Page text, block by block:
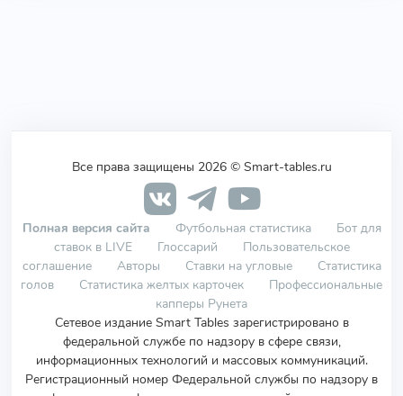
Все права защищены 2026 © Smart-tables.ru
Полная версия сайта Футбольная статистика
Бот для
ставок в LIVE
Глоссарий
Пользовательское
соглашение
Авторы Ставки на угловые
Статистика
голов
Статистика желтых карточек
Профессиональные
капперы Рунета
Сетевое издание Smart Tables зарегистрировано в
федеральной службе по надзору в сфере связи,
информационных технологий и массовых коммуникаций.
Регистрационный номер Федеральной службы по надзору в